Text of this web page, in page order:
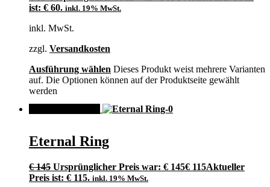
ist: € 60. inkl. 19% MwSt.
inkl. MwSt.
zzgl. Versandkosten
Ausführung wählen Dieses Produkt weist mehrere Varianten
auf. Die Optionen können auf der Produktseite gewählt
werden
Eternal Ring
€145 Ursprünglicher Preis war: € 145€ 115Aktueller
Preis ist: € 115. inkl. 19% MwSt.